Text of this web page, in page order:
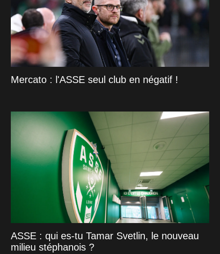
Mercato : l'ASSE seul club en négatif !
ASSE : qui es-tu Tamar Svetlin, le nouveau
milieu stéphanois ?